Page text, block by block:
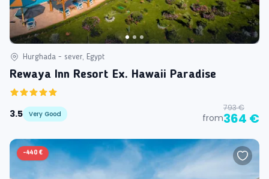
Hurghada - sever, Egypt
Rewaya Inn Resort Ex. Hawaii Paradise
3.5 Very Good from
793 €
364 €
-440 €